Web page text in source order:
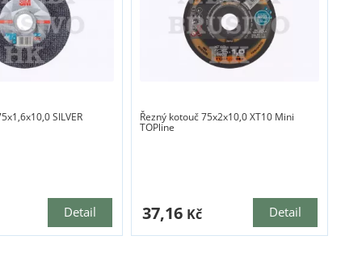
SILVER
Detail
Řezný kotouč 75x2x10,0 XT10 Mini
TOPline
Detail
37,16 Kč